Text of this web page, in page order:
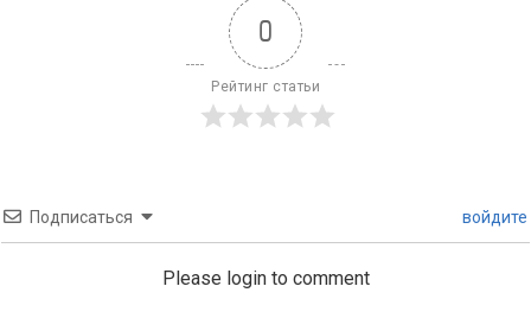
0
Рейтинг статьи
Подписаться войдите
Please login to comment